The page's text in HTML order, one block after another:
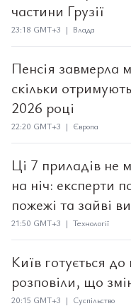
частини Грузії
23:18 GMT+3 | Влада
Пенсія завмерла
скільки
2026 році
22:20 GMT+3 | Європа
Ці 7 приладів не
на ніч: експерти
пожежі та зайві
21:50 GMT+3 | Технології
Київ готується
розповіли, що
20:15 GMT+3 | Суспільство